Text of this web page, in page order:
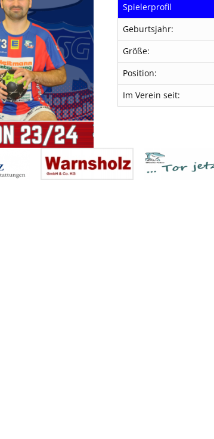
Spielerprofil
Geburtsjahr:
Größe:
Position:
Im Verein seit: